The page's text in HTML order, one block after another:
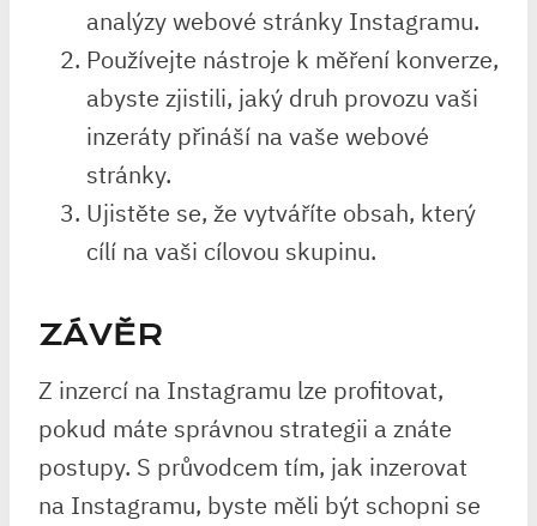
analýzy webové stránky Instagramu.
Používejte nástroje k měření konverze,
abyste zjistili, jaký druh provozu vaši
inzeráty přináší na vaše webové
stránky.
Ujistěte se, že vytváříte obsah, který
cílí na vaši cílovou skupinu.
ZÁVĚR
Z inzercí na Instagramu lze profitovat,
pokud máte správnou strategii a znáte
postupy. S průvodcem tím, jak inzerovat
na Instagramu, byste měli být schopni se